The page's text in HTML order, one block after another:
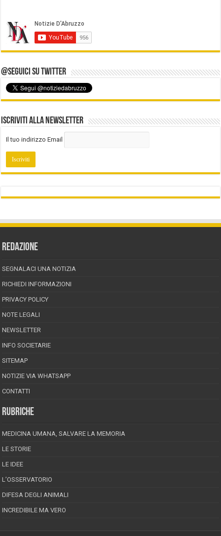
@Seguici su Twitter
Iscriviti alla Newsletter
Il tuo indirizzo Email
REDAZIONE
SEGNALACI UNA NOTIZIA
RICHIEDI INFORMAZIONI
PRIVACY POLICY
NOTE LEGALI
NEWSLETTER
INFO SOCIETARIE
SITEMAP
NOTIZIE VIA WHATSAPP
CONTATTI
RUBRICHE
MEDICINA UMANA, SALVARE LA MEMORIA
LE STORIE
LE IDEE
L’OSSERVATORIO
DIFESA DEGLI ANIMALI
INCREDIBILE MA VERO